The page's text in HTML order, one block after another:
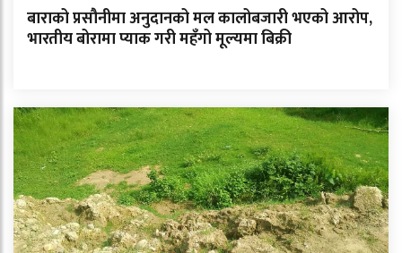
बाराको प्रसौनीमा अनुदानको मल कालोबजारी भएको आरोप,
भारतीय बोरामा प्याक गरी महँगो मूल्यमा बिक्री